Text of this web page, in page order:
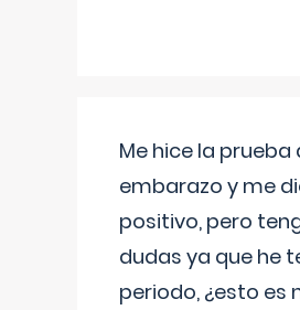
Me hice la prueba
embarazo y me
positivo, pero
dudas ya que he
periodo, ¿esto es